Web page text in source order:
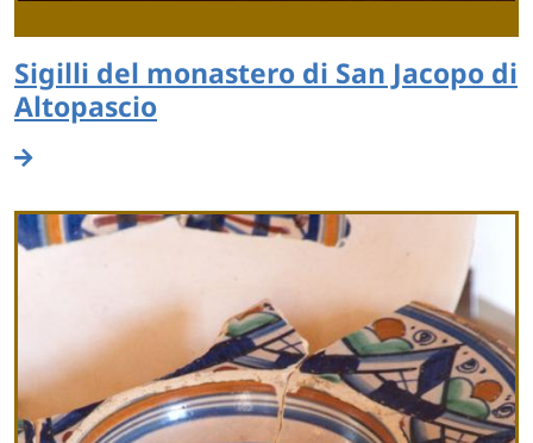
Sigilli del monastero di San Jacopo di
Altopascio